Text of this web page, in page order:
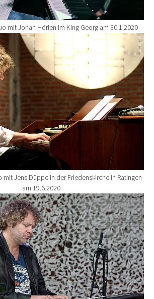
mit Johan Hörlén im King Georg am 30.1.2020
for:
mit Jens Düppe in der Friedenskirche in Ratingen
am 19.6.2020
for: